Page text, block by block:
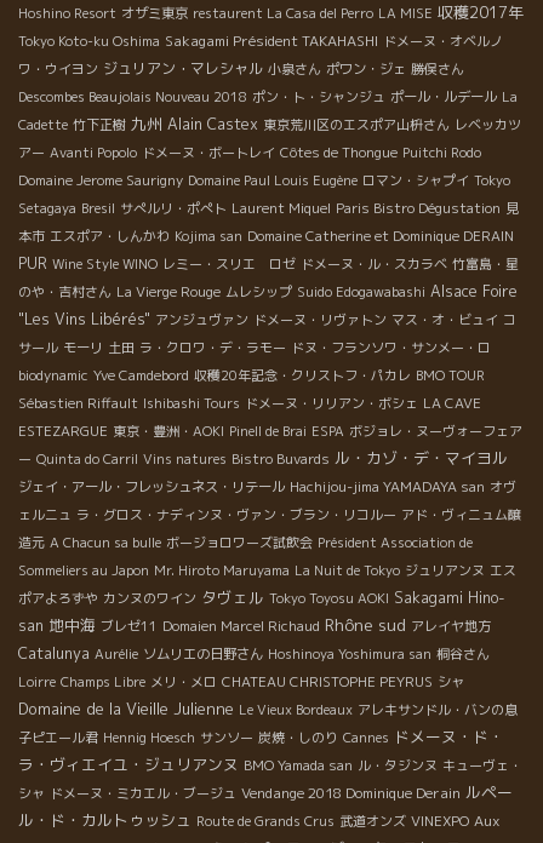
Hoshino Resort オザミ東京 restaurent La Casa del Perro LA MISE 収穫2017年
Tokyo Koto-ku Oshima Sakagami Président TAKAHASHI ドメーヌ・オベルノ
ワ・ウイヨン ジュリアン・マレシャル 小泉さん ポワン・ジェ 勝俣さん
Descombes Beaujolais Nouveau 2018 ポン・ト・シャンジュ ポール・ルデール La
Cadette 竹下正樹 九州 Alain Castex 東京荒川区のエスポア山枡さん レベッカツ
アー Avanti Popolo ドメーヌ・ボートレイ Côtes de Thongue Puitchi Rodo
Domaine Jerome Saurigny Domaine Paul Louis Eugène ロマン・シャプイ Tokyo
Setagaya Bresil サぺルリ・ポぺト Laurent Miquel Paris Bistro Dégustation 見
本市 エスポア・しんかわ Kojima san Domaine Catherine et Dominique DERAIN
PUR Wine Style WINO レミー・スリエ ロゼ ドメーヌ・ル・スカラベ 竹富島・星
のや・吉村さん La Vierge Rouge ムレシップ Suido Edogawabashi Alsace Foire
"Les Vins Libérés" アンジュヴァン ドメーヌ・リヴァトン マス・オ・ビュイ コ
サール モーリ 土田 ラ・クロワ・デ・ラモー ドヌ・フランソワ・サンメー・ロ
biodynamic Yve Camdebord 収穫20年記念・クリストフ・パカレ BMO TOUR
Sébastien Riffault Ishibashi Tours ドメーヌ・リリアン・ボシェ LA CAVE
ESTEZARGUE 東京・豊洲・AOKI Pinell de Brai ESPA ボジョレ・ヌーヴォーフェア
ー Quinta do Carril Vins natures Bistro Buvards ル・カゾ・デ・マイヨル
ジェイ・アール・フレッシュネス・リテール Hachijou-jima YAMADAYA san オヴ
ェルニュ ラ・グロス・ナディンヌ・ヴァン・ブラン・リコルー アド・ヴィニュム醸
造元 A Chacun sa bulle ボージョロワーズ試飲会 Président Association de
Sommeliers au Japon Mr. Hiroto Maruyama La Nuit de Tokyo ジュリアンヌ エス
ポアよろずや カンヌのワイン タヴェル Tokyo Toyosu AOKI Sakagami Hino-
san 地中海 ブレゼ11 Domaien Marcel Richaud Rhône sud アレイヤ地方
Catalunya Aurélie ソムリエの日野さん Hoshinoya Yoshimura san 桐谷さん
Loirre Champs Libre メリ・メロ CHATEAU CHRISTOPHE PEYRUS シャ
Domaine de la Vieille Julienne Le Vieux Bordeaux アレキサンドル・バンの息
子ピエール君 Hennig Hoesch サンソー 炭焼・しのり Cannes ドメーヌ・ド・
ラ・ヴィエイユ・ジュリアンヌ BMO Yamada san ル・タジンヌ キューヴェ・
シャ ドメーヌ・ミカエル・ブージュ Vendange 2018 Dominique Derain ルペー
ル・ド・カルトゥッシュ Route de Grands Crus 武道オンズ VINEXPO Aux